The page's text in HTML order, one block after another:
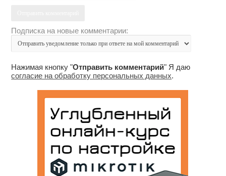
Подписка на новые комментарии:
Нажимая кнопку "Отправить комментарий" Я даю
согласие на обработку персональных данных.